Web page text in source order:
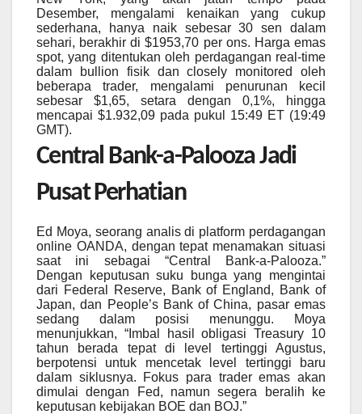
Desember, mengalami kenaikan yang cukup
sederhana, hanya naik sebesar 30 sen dalam
sehari, berakhir di $1953,70 per ons. Harga emas
spot, yang ditentukan oleh perdagangan real-time
dalam bullion fisik dan closely monitored oleh
beberapa trader, mengalami penurunan kecil
sebesar $1,65, setara dengan 0,1%, hingga
mencapai $1.932,09 pada pukul 15:49 ET (19:49
GMT).
Central Bank-a-Palooza Jadi
Pusat Perhatian
Ed Moya, seorang analis di platform perdagangan
online OANDA, dengan tepat menamakan situasi
saat ini sebagai “Central Bank-a-Palooza.”
Dengan keputusan suku bunga yang mengintai
dari Federal Reserve, Bank of England, Bank of
Japan, dan People’s Bank of China, pasar emas
sedang dalam posisi menunggu. Moya
menunjukkan, “Imbal hasil obligasi Treasury 10
tahun berada tepat di level tertinggi Agustus,
berpotensi untuk mencetak level tertinggi baru
dalam siklusnya. Fokus para trader emas akan
dimulai dengan Fed, namun segera beralih ke
keputusan kebijakan BOE dan BOJ.”